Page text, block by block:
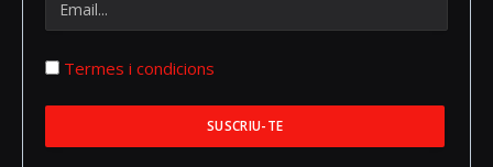
Termes i condicions